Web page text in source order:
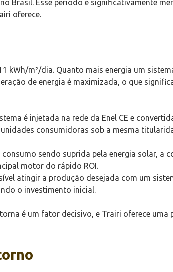
Brasil. Esse período é significativamente
oferece.
m²/dia. Quanto mais energia um
de energia é maximizada, o que
é injetada na rede da Enel CE e
consumidoras sob a mesma
sendo suprida pela energia solar, a
motor do rápido ROI.
atingir a produção desejada com um
o investimento inicial.
é um fator decisivo, e Trairi oferece uma